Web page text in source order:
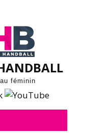
féminin